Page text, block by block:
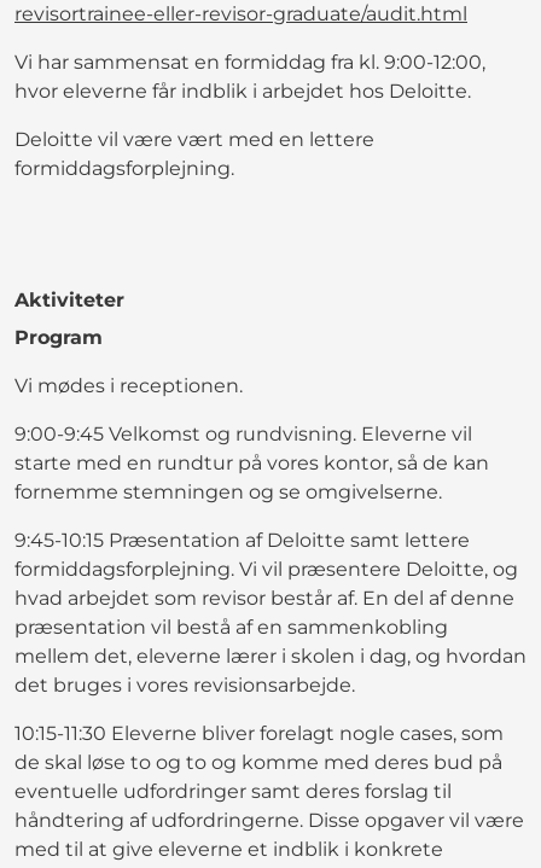
revisortrainee-eller-revisor-graduate/audit.html
Vi har sammensat en formiddag fra kl. 9:00-12:00,
hvor eleverne får indblik i arbejdet hos Deloitte.
Deloitte vil være vært med en lettere
formiddagsforplejning.
Aktiviteter
Program
Vi mødes i receptionen.
9:00-9:45 Velkomst og rundvisning. Eleverne vil
starte med en rundtur på vores kontor, så de kan
fornemme stemningen og se omgivelserne.
9:45-10:15 Præsentation af Deloitte samt lettere
formiddagsforplejning. Vi vil præsentere Deloitte, og
hvad arbejdet som revisor består af. En del af denne
præsentation vil bestå af en sammenkobling
mellem det, eleverne lærer i skolen i dag, og hvordan
det bruges i vores revisionsarbejde.
10:15-11:30 Eleverne bliver forelagt nogle cases, som
de skal løse to og to og komme med deres bud på
eventuelle udfordringer samt deres forslag til
håndtering af udfordringerne. Disse opgaver vil være
med til at give eleverne et indblik i konkrete